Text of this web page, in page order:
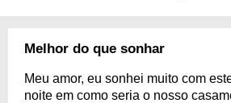
Melhor do que sonhar
Meu amor, eu sonhei muito com
noite em como seria o nosso